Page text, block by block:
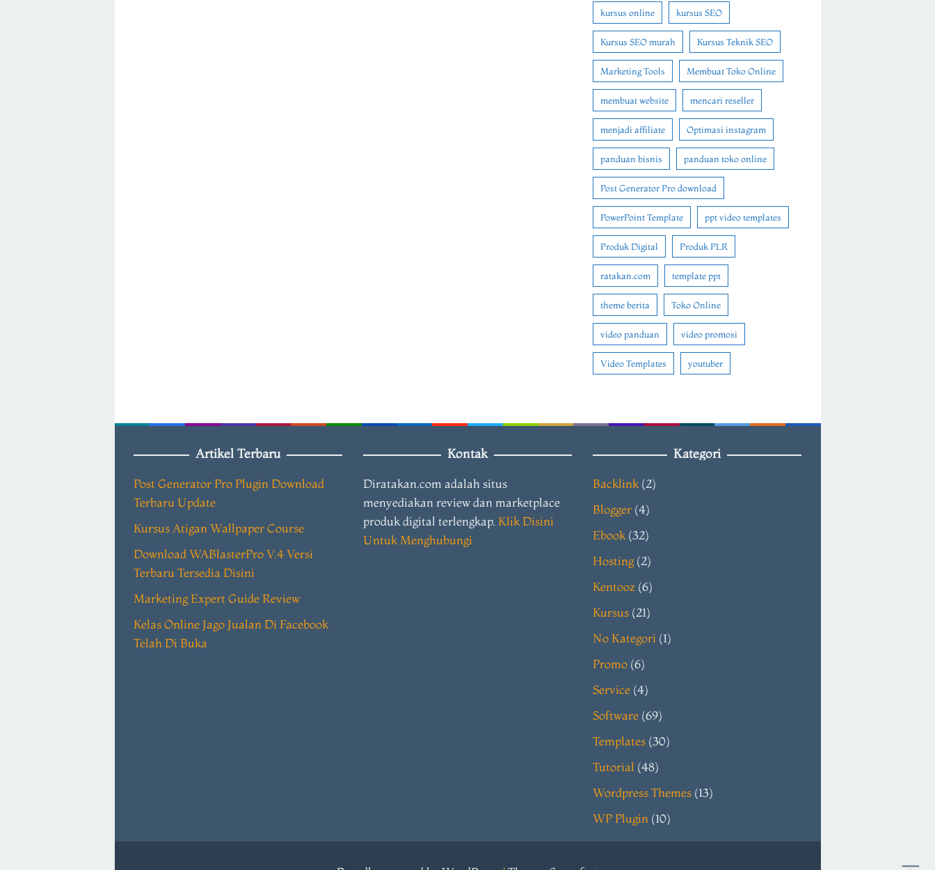
kursus online kursus SEO
Kursus SEO murah Kursus Teknik SEO
Marketing Tools Membuat Toko Online
membuat website mencari reseller
menjadi affiliate Optimasi instagram
panduan bisnis panduan toko online
Post Generator Pro download
PowerPoint Template ppt video templates
Produk Digital Produk PLR
ratakan.com template ppt
theme berita Toko Online
video panduan video promosi
Video Templates youtuber
Artikel Terbaru
Post Generator Pro Plugin Download
Terbaru Update
Kursus Atigan Wallpaper Course
Download WABlasterPro V.4 Versi
Terbaru Tersedia Disini
Marketing Expert Guide Review
Kelas Online Jago Jualan Di Facebook
Telah Di Buka
Kontak
Diratakan.com adalah situs
menyediakan review dan marketplace
produk digital terlengkap. Klik Disini
Untuk Menghubungi
Kategori
Backlink (2)
Blogger (4)
Ebook (32)
Hosting(2)
Kentooz (6)
Kursus (21)
No Kategori (1)
Promo (6)
Service (4)
Software (69)
Templates (30)
Tutorial (48)
Wordpress Themes (13)
WP Plugin (10)